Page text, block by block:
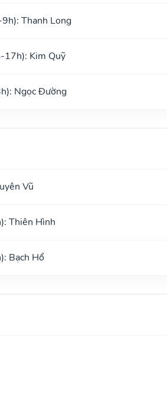
Thanh Long
17h): Kim Quỹ
Ngọc Đường
Vũ
Thiên Hình
Bạch Hổ